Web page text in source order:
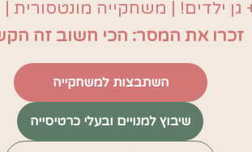
זכרו את המסר: הכי חשוב זה
השתבצות למשחקייה
שיבוץ למנויים ובעלי כרטיסייה